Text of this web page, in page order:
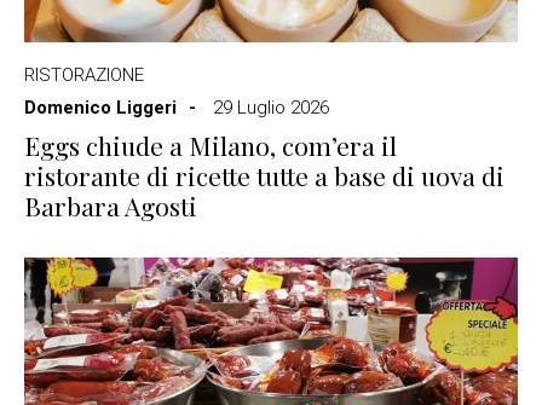
RISTORAZIONE
Domenico Liggeri
29 Luglio 2026
Eggs chiude a Milano, com’era il
ristorante di ricette tutte a base di uova di
Barbara Agosti